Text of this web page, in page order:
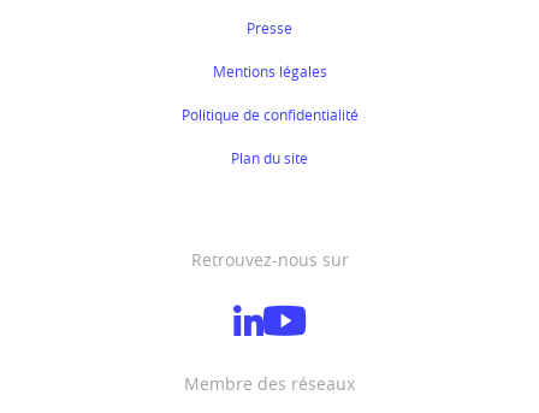
Presse
Mentions légales
Politique de confidentialité
Plan du site
Retrouvez-nous sur
Membre des réseaux